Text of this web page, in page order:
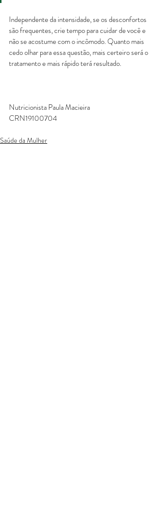
Independente da intensidade, se os desconfortos
são frequentes, crie tempo para cuidar de você e
não se acostume com o incômodo. Quanto mais
cedo olhar para essa questão, mais certeiro será o
tratamento e mais rápido terá resultado.
Nutricionista Paula Macieira
CRN19100704
Saúde da Mulher